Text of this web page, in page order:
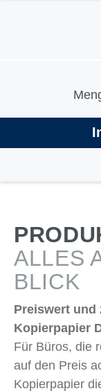
ALLES
BLICK
Preiswert und
Kopierpapier
Für Büros, die
auf den Preis
Kopierpapier